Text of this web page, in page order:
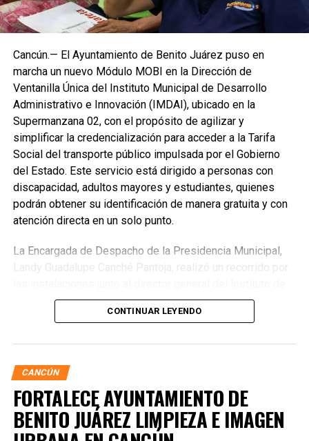
Cancún.— El Ayuntamiento de Benito Juárez puso en
marcha un nuevo Módulo MOBI en la Dirección de
Ventanilla Única del Instituto Municipal de Desarrollo
Administrativo e Innovación (IMDAI), ubicado en la
Supermanzana 02, con el propósito de agilizar y
simplificar la credencialización para acceder a la Tarifa
Social del transporte público impulsada por el Gobierno
del Estado. Este servicio está dirigido a personas con
discapacidad, adultos mayores y estudiantes, quienes
podrán obtener su identificación de manera gratuita y con
atención directa en un solo punto.
La Encargada de Despacho de la Presidencia Municipal,
Landy Guadalupe Canché Pantoja, realizó un recorrido por
Movilidad de Quintana Roo (IMOVEQROO), Rafael
Hernández Kotasek, y la titular del IMDAI, Bárbara
CONTINUAR LEYENDO
CANCÚN
FORTALECE AYUNTAMIENTO DE
BENITO JUÁREZ LIMPIEZA E IMAGEN